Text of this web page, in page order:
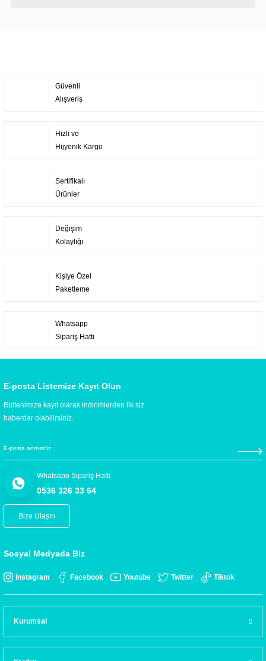
Güvenli
Alışveriş
Hızlı ve
Hijyenik Kargo
Sertifikalı
Ürünler
Değişim
Kolaylığı
Kişiye Özel
Paketleme
Whatsapp
Sipariş Hattı
E-posta Listemize Kayıt Olun
Bültenimize kayıt olarak indirimlerden ilk siz
haberdar olabilirsiniz.
Whatsapp Sipariş Hattı
0536 326 33 64
Bize Ulaşın
Sosyal Medyada Biz
Instagram Facebook Youtube Twitter Tiktok
Kurumsal